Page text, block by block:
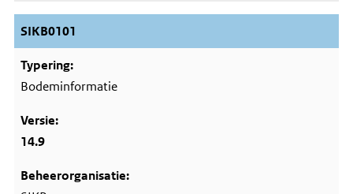
SIKB0101
Bodeminformatie
14.9